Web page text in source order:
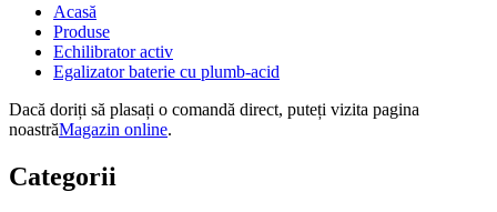
Acasă
Produse
Echilibrator activ
Egalizator baterie cu plumb-acid
Dacă doriți să plasați o comandă direct, puteți vizita pagina
noastrăMagazin online.
Categorii